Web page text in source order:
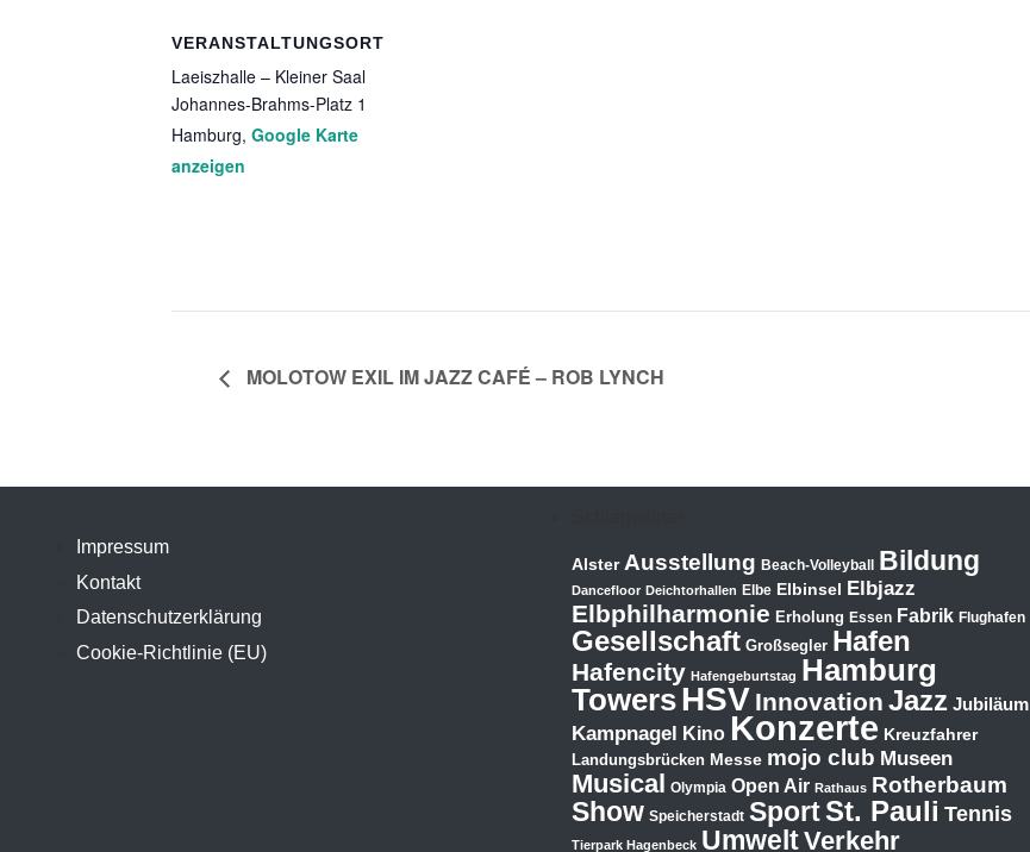
VERANSTALTUNGSORT
Laeiszhalle – Kleiner Saal
Johannes-Brahms-Platz 1
Hamburg, Google Karte
anzeigen
MOLOTOW EXIL IM JAZZ CAFÉ – ROB LYNCH
Impressum
Kontakt
Datenschutzerklärung
Cookie-Richtlinie (EU)
Alster Ausstellung Beach-Volleyball Bildung
Dancefloor Deichtorhallen Elbe Elbinsel Elbjazz
Elbphilharmonie Erholung Essen Fabrik Flughafen
Gesellschaft Großsegler Hafen
Hafencity Hafengeburtstag Hamburg
TowersHSV Innovation Jazz Jubiläum
Kampnagel Kino Konzerte Kreuzfahrer
Landungsbrücken Messe mojo club Museen
Musical Olympia Open Air Rathaus Rotherbaum
Show Speicherstadt SportSt. Pauli Tennis
Tierpark Hagenbeck UmweltVerkehr